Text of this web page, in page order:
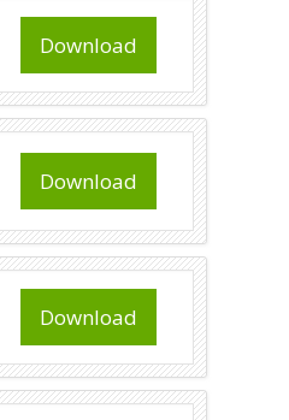
Download
Download
Download